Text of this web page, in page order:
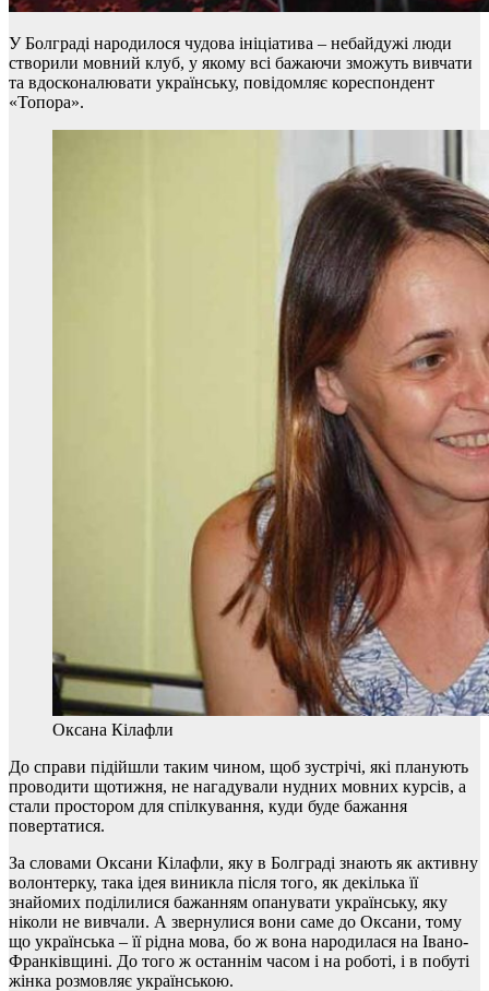
У Болграді народилося чудова ініціатива – небайдужі люди
створили мовний клуб, у якому всі бажаючи зможуть вивчати
та вдосконалювати українську, повідомляє кореспондент
«Топора».
Оксана Кілафли
До справи підійшли таким чином, щоб зустрічі, які планують
проводити щотижня, не нагадували нудних мовних курсів, а
стали простором для спілкування, куди буде бажання
повертатися.
За словами Оксани Кілафли, яку в Болграді знають як активну
волонтерку, така ідея виникла після того, як декілька її
знайомих поділилися бажанням опанувати українську, яку
ніколи не вивчали. А звернулися вони саме до Оксани, тому
що українська – її рідна мова, бо ж вона народилася на Івано-
Франківщині. До того ж останнім часом і на роботі, і в побуті
жінка розмовляє українською.